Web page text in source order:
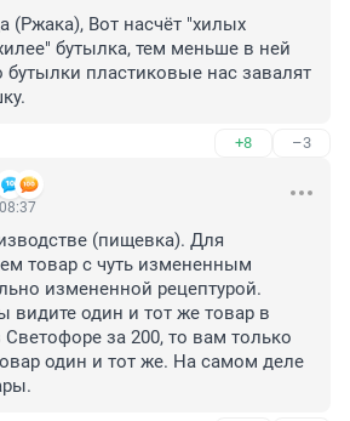
(Ржака), Вот насчёт "хилых
бутылка, тем меньше в ней
бутылки пластиковые нас завалят
+8 –3
(пищевка). Для
товар с чуть измененным
измененной рецептурой.
видите один и тот же товар в
Светофоре за 200, то вам только
один и тот же. На самом деле